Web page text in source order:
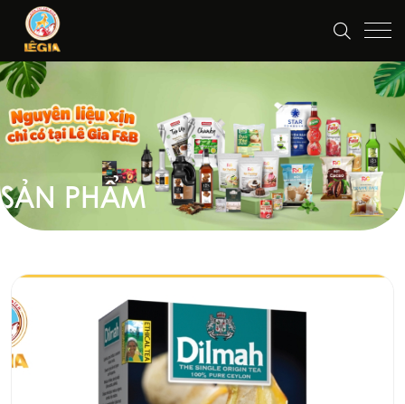
SẢN PHẨM